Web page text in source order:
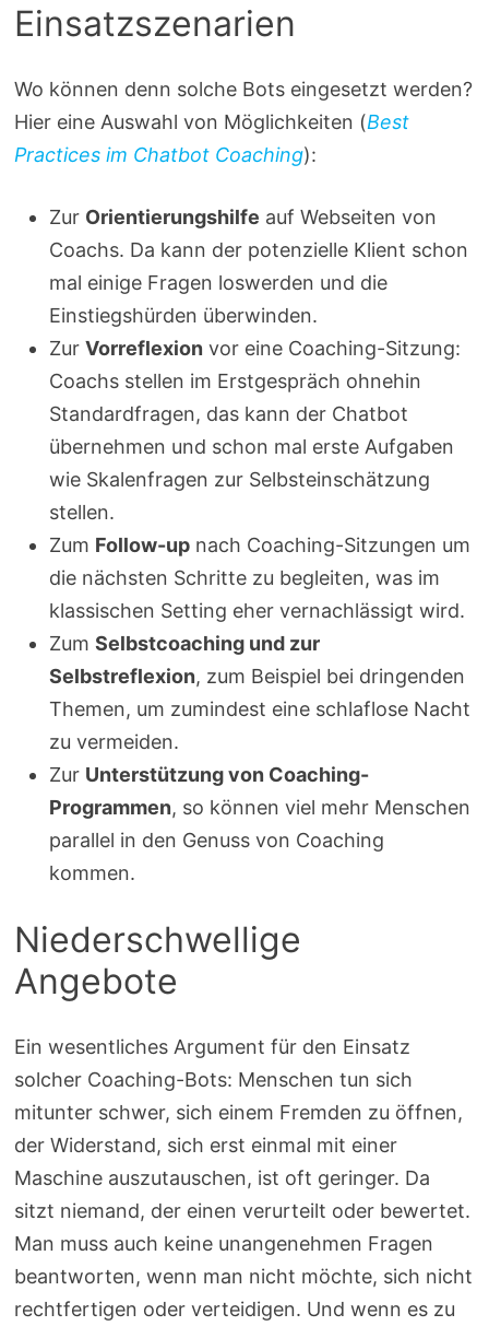
Einsatzszenarien
Wo können denn solche Bots eingesetzt werden?
Hier eine Auswahl von Möglichkeiten (Best
Practices im Chatbot Coaching):
Zur Orientierungshilfe auf Webseiten von
Coachs. Da kann der potenzielle Klient schon
mal einige Fragen loswerden und die
Einstiegshürden überwinden.
ZurVorreflexion vor eine Coaching-Sitzung:
Coachs stellen im Erstgespräch ohnehin
Standardfragen, das kann der Chatbot
übernehmen und schon mal erste Aufgaben
wie Skalenfragen zur Selbsteinschätzung
stellen.
Zum Follow-up nach Coaching-Sitzungen um
die nächsten Schritte zu begleiten, was im
klassischen Setting eher vernachlässigt wird.
ZumSelbstcoaching und zur
Selbstreflexion, zum Beispiel bei dringenden
Themen, um zumindest eine schlaflose Nacht
zu vermeiden.
Zur Unterstützung von Coaching-
Programmen, so können viel mehr Menschen
parallel in den Genuss von Coaching
kommen.
Niederschwellige
Angebote
Ein wesentliches Argument für den Einsatz
solcher Coaching-Bots: Menschen tun sich
mitunter schwer, sich einem Fremden zu öffnen,
der Widerstand, sich erst einmal mit einer
Maschine auszutauschen, ist oft geringer. Da
sitzt niemand, der einen verurteilt oder bewertet.
Man muss auch keine unangenehmen Fragen
beantworten, wenn man nicht möchte, sich nicht
rechtfertigen oder verteidigen. Und wenn es zu